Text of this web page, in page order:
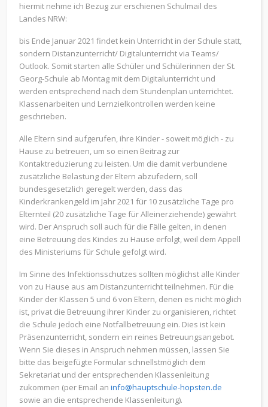
hiermit nehme ich Bezug zur erschienen Schulmail des
Landes NRW:
bis Ende Januar 2021 findet kein Unterricht in der Schule statt,
sondern Distanzunterricht/ Digitalunterricht via Teams/
Outlook. Somit starten alle Schüler und Schülerinnen der St.
Georg-Schule ab Montag mit dem Digitalunterricht und
werden entsprechend nach dem Stundenplan unterrichtet.
Klassenarbeiten und Lernzielkontrollen werden keine
geschrieben.
Alle Eltern sind aufgerufen, ihre Kinder - soweit möglich - zu
Hause zu betreuen, um so einen Beitrag zur
Kontaktreduzierung zu leisten. Um die damit verbundene
zusätzliche Belastung der Eltern abzufedern, soll
bundesgesetzlich geregelt werden, dass das
Kinderkrankengeld im Jahr 2021 für 10 zusätzliche Tage pro
Elternteil (20 zusätzliche Tage für Alleinerziehende) gewährt
wird. Der Anspruch soll auch für die Fälle gelten, in denen
eine Betreuung des Kindes zu Hause erfolgt, weil dem Appell
des Ministeriums für Schule gefolgt wird.
Im Sinne des Infektionsschutzes sollten möglichst alle Kinder
von zu Hause aus am Distanzunterricht teilnehmen. Für die
Kinder der Klassen 5 und 6 von Eltern, denen es nicht möglich
ist, privat die Betreuung ihrer Kinder zu organisieren, richtet
die Schule jedoch eine Notfallbetreuung ein. Dies ist kein
Präsenzunterricht, sondern ein reines Betreuungsangebot.
Wenn Sie dieses in Anspruch nehmen müssen, lassen Sie
bitte das beigefügte Formular schnellstmöglich dem
Sekretariat und der entsprechenden Klassenleitung
zukommen (per Email an info@hauptschule-hopsten.de
sowie an die entsprechende Klassenleitung).